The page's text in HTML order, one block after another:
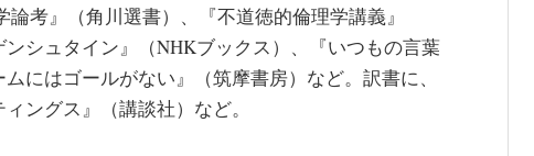
考』（角川選書）、『不道徳的倫理学講義』
ンシュタイン』（NHKブックス）、『いつもの言葉
にはゴールがない』（筑摩書房）など。訳書に、
ングス』（講談社）など。